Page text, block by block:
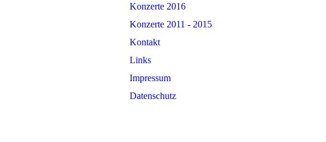
Konzerte 2016
Konzerte 2011 - 2015
Kontakt
Links
Impressum
Datenschutz